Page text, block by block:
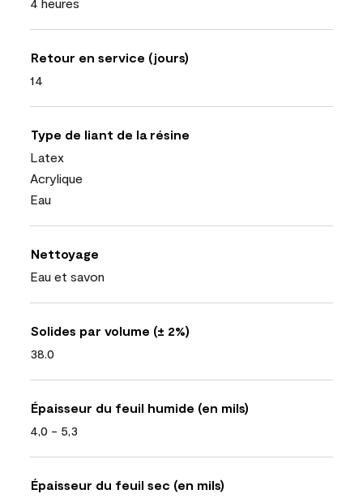
Retour en service (jours)
14
Type de liant de la résine
Latex
Acrylique
Eau
Nettoyage
Eau et savon
Solides par volume (± 2%)
38.0
Épaisseur du feuil humide (en mils)
4,0 - 5,3
Épaisseur du feuil sec (en mils)